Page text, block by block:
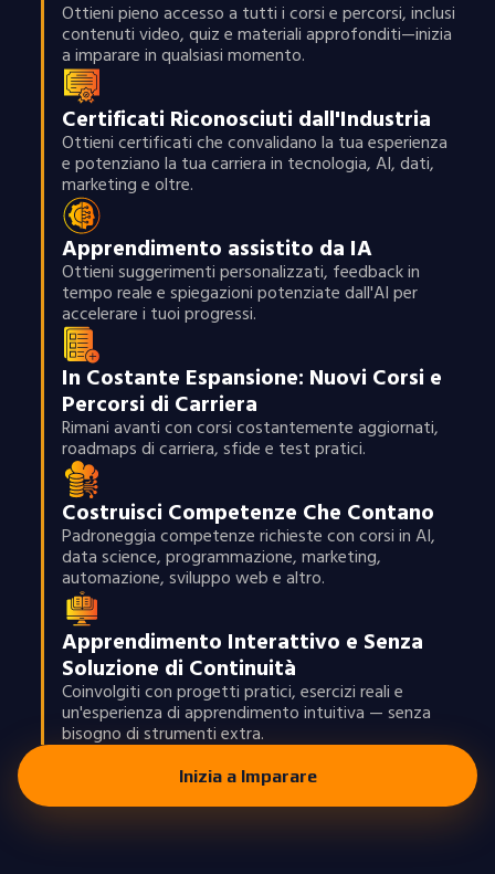
Ottieni pieno accesso a tutti i corsi e percorsi, inclusi
contenuti video, quiz e materiali approfonditi—inizia
a imparare in qualsiasi momento.
Certificati Riconosciuti dall'Industria
Ottieni certificati che convalidano la tua esperienza
e potenziano la tua carriera in tecnologia, AI, dati,
marketing e oltre.
Apprendimento assistito da IA
Ottieni suggerimenti personalizzati, feedback in
tempo reale e spiegazioni potenziate dall'AI per
accelerare i tuoi progressi.
In Costante Espansione: Nuovi Corsi e
Percorsi di Carriera
Rimani avanti con corsi costantemente aggiornati,
roadmaps di carriera, sfide e test pratici.
Costruisci Competenze Che Contano
Padroneggia competenze richieste con corsi in AI,
data science, programmazione, marketing,
automazione, sviluppo web e altro.
Apprendimento Interattivo e Senza
Soluzione di Continuità
Coinvolgiti con progetti pratici, esercizi reali e
un'esperienza di apprendimento intuitiva — senza
bisogno di strumenti extra.
Inizia a Imparare